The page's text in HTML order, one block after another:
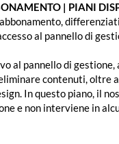
| PIANI
al pannello di
al pannello di
contenuti, oltre
In questo piano, il
e non interviene in